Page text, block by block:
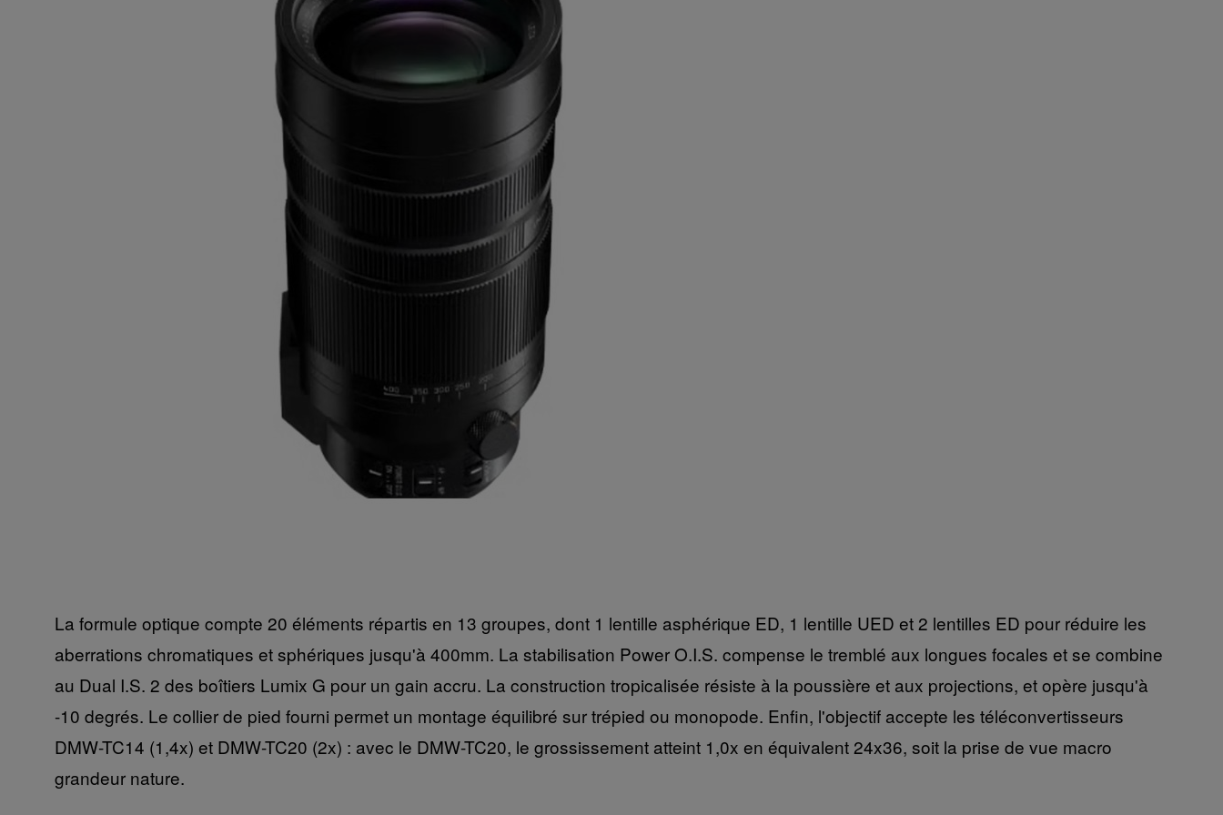
La formule optique compte 20 éléments répartis en 13 groupes, dont 1 lentille asphérique ED, 1 lentille UED et 2 lentilles ED pour réduire les
aberrations chromatiques et sphériques jusqu'à 400mm. La stabilisation Power O.I.S. compense le tremblé aux longues focales et se combine
au Dual I.S. 2 des boîtiers Lumix G pour un gain accru. La construction tropicalisée résiste à la poussière et aux projections, et opère jusqu'à
-10 degrés. Le collier de pied fourni permet un montage équilibré sur trépied ou monopode. Enfin, l'objectif accepte les téléconvertisseurs
DMW-TC14 (1,4x) et DMW-TC20 (2x) : avec le DMW-TC20, le grossissement atteint 1,0x en équivalent 24x36, soit la prise de vue macro
grandeur nature.